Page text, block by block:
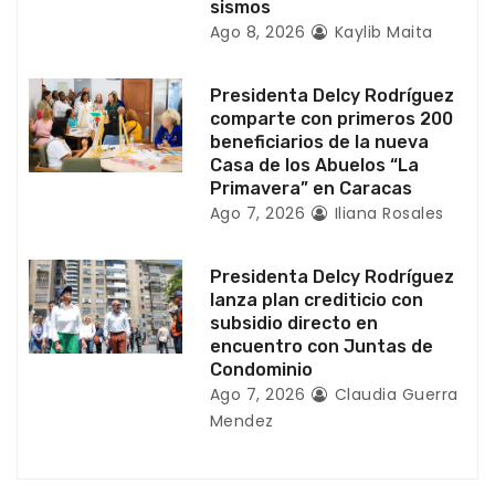
r
a
a
s
sismos
Ago 8, 2026 Kaylib Maita
Presidenta Delcy Rodríguez
comparte con primeros 200
beneficiarios de la nueva
Casa de los Abuelos “La
Primavera” en Caracas
Ago 7, 2026 Iliana Rosales
Presidenta Delcy Rodríguez
lanza plan crediticio con
subsidio directo en
encuentro con Juntas de
Condominio
Ago 7, 2026
Claudia Guerra
Mendez